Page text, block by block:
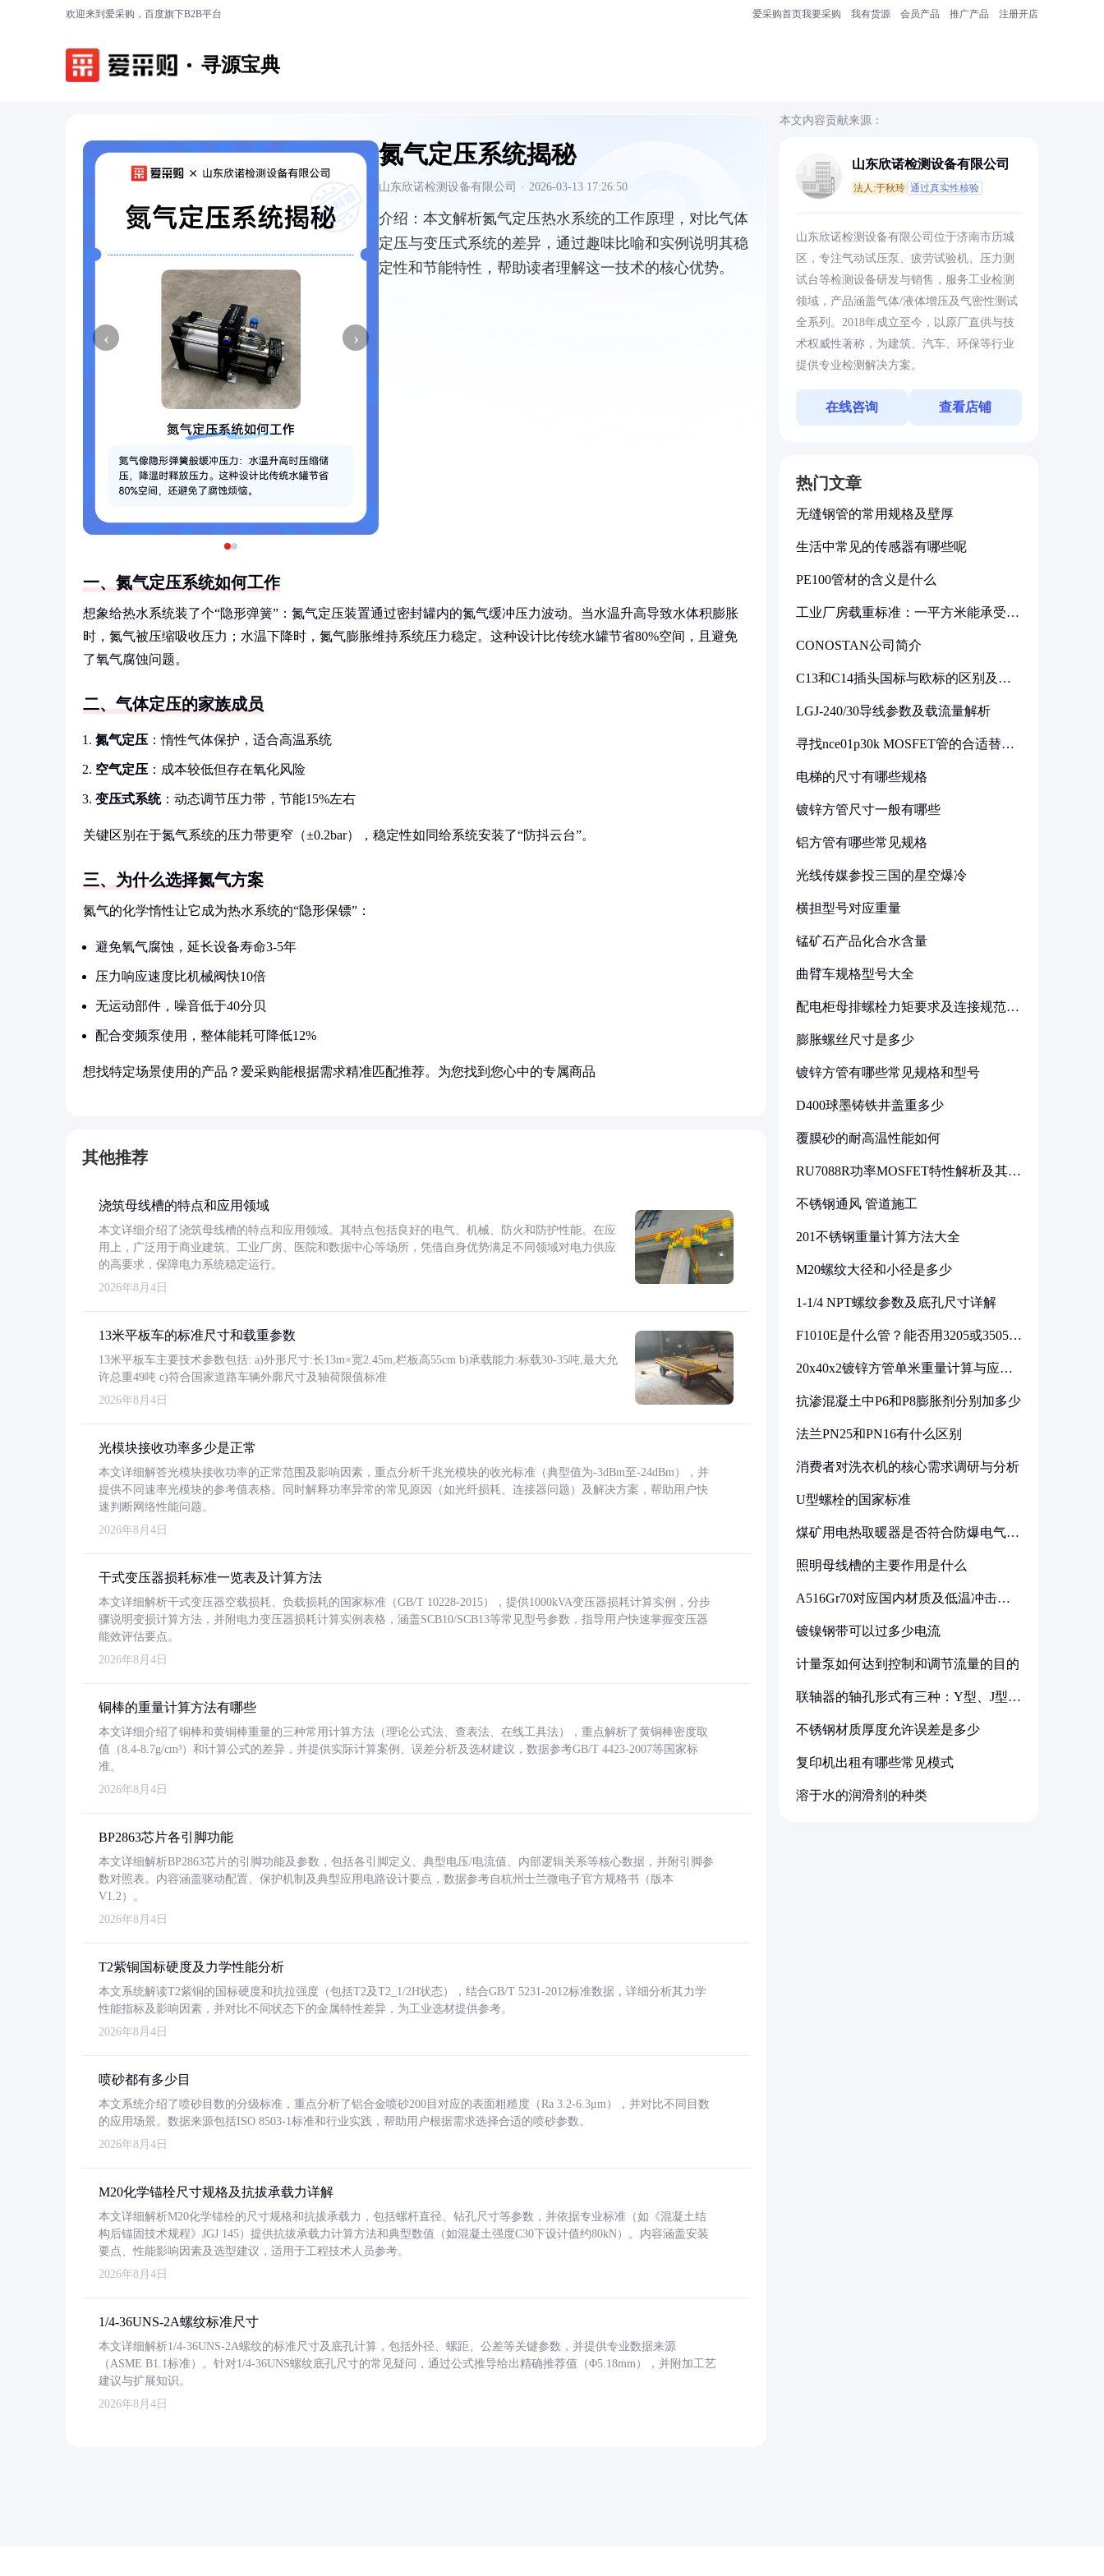
欢迎来到爱采购，百度旗下B2B平台 爱采购首页我要采购 我有货源 会员产品 推广产品 注册开店
寻源宝典
‹ ›
氮气定压系统揭秘
山东欣诺检测设备有限公司 · 2026-03-13 17:26:50
介绍： 本文解析氮气定压热水系统的工作原理，对比气体
定压与变压式系统的差异，通过趣味比喻和实例说明其稳
定性和节能特性，帮助读者理解这一技术的核心优势。
一、氮气定压系统如何工作
想象给热水系统装了个“隐形弹簧”：氮气定压装置通过密封罐内的氮气缓冲压力波动。当水温升高导致水体积膨胀
时，氮气被压缩吸收压力；水温下降时，氮气膨胀维持系统压力稳定。这种设计比传统水罐节省80%空间，且避免
了氧气腐蚀问题。
二、气体定压的家族成员
氮气定压 ：惰性气体保护，适合高温系统
空气定压 ：成本较低但存在氧化风险
变压式系统：动态调节压力带，节能15%左右
关键区别在于氮气系统的压力带更窄（±0.2bar），稳定性如同给系统安装了“防抖云台”。
三、为什么选择氮气方案
氮气的化学惰性让它成为热水系统的“隐形保镖”：
避免氧气腐蚀，延长设备寿命3-5年
压力响应速度比机械阀快10倍
无运动部件，噪音低于40分贝
配合变频泵使用，整体能耗可降低12%
想找特定场景使用的产品？爱采购能根据需求精准匹配推荐。为您找到您心中的专属商品
其他推荐
浇筑母线槽的特点和应用领域
本文详细介绍了浇筑母线槽的特点和应用领域。其特点包括良好的电气、机械、防火和防护性能。在应
用上，广泛用于商业建筑、工业厂房、医院和数据中心等场所，凭借自身优势满足不同领域对电力供应
的高要求，保障电力系统稳定运行。
2026年8月4日
13米平板车的标准尺寸和载重参数
13米平板车主要技术参数包括: a)外形尺寸:长13m×宽2.45m,栏板高55cm b)承载能力:标载30-35吨,最大允
许总重49吨 c)符合国家道路车辆外廓尺寸及轴荷限值标准
2026年8月4日
光模块接收功率多少是正常
本文详细解答光模块接收功率的正常范围及影响因素，重点分析千兆光模块的收光标准（典型值为-3dBm至-24dBm），并
提供不同速率光模块的参考值表格。同时解释功率异常的常见原因（如光纤损耗、连接器问题）及解决方案，帮助用户快
速判断网络性能问题。
2026年8月4日
干式变压器损耗标准一览表及计算方法
本文详细解析干式变压器空载损耗、负载损耗的国家标准（GB/T 10228-2015），提供1000kVA变压器损耗计算实例，分步
骤说明变损计算方法，并附电力变压器损耗计算实例表格，涵盖SCB10/SCB13等常见型号参数，指导用户快速掌握变压器
能效评估要点。
2026年8月4日
铜棒的重量计算方法有哪些
本文详细介绍了铜棒和黄铜棒重量的三种常用计算方法（理论公式法、查表法、在线工具法），重点解析了黄铜棒密度取
值（8.4-8.7g/cm³）和计算公式的差异，并提供实际计算案例、误差分析及选材建议，数据参考GB/T 4423-2007等国家标
准。
2026年8月4日
BP2863芯片各引脚功能
本文详细解析BP2863芯片的引脚功能及参数，包括各引脚定义、典型电压/电流值、内部逻辑关系等核心数据，并附引脚参
数对照表。内容涵盖驱动配置、保护机制及典型应用电路设计要点，数据参考自杭州士兰微电子官方规格书（版本
V1.2）。
2026年8月4日
T2紫铜国标硬度及力学性能分析
本文系统解读T2紫铜的国标硬度和抗拉强度（包括T2及T2_1/2H状态），结合GB/T 5231-2012标准数据，详细分析其力学
性能指标及影响因素，并对比不同状态下的金属特性差异，为工业选材提供参考。
2026年8月4日
喷砂都有多少目
本文系统介绍了喷砂目数的分级标准，重点分析了铝合金喷砂200目对应的表面粗糙度（Ra 3.2-6.3μm），并对比不同目数
的应用场景。数据来源包括ISO 8503-1标准和行业实践，帮助用户根据需求选择合适的喷砂参数。
2026年8月4日
M20化学锚栓尺寸规格及抗拔承载力详解
本文详细解析M20化学锚栓的尺寸规格和抗拔承载力，包括螺杆直径、钻孔尺寸等参数，并依据专业标准（如《混凝土结
构后锚固技术规程》JGJ 145）提供抗拔承载力计算方法和典型数值（如混凝土强度C30下设计值约80kN）。内容涵盖安装
要点、性能影响因素及选型建议，适用于工程技术人员参考。
2026年8月4日
1/4-36UNS-2A螺纹标准尺寸
本文详细解析1/4-36UNS-2A螺纹的标准尺寸及底孔计算，包括外径、螺距、公差等关键参数，并提供专业数据来源
（ASME B1.1标准）。针对1/4-36UNS螺纹底孔尺寸的常见疑问，通过公式推导给出精确推荐值（Φ5.18mm），并附加工艺
建议与扩展知识。
2026年8月4日
本文内容贡献来源：
山东欣诺检测设备有限公司
法人:于秋玲 通过真实性核验
山东欣诺检测设备有限公司位于济南市历城
区，专注气动试压泵、疲劳试验机、压力测
试台等检测设备研发与销售，服务工业检测
领域，产品涵盖气体/液体增压及气密性测试
全系列。2018年成立至今，以原厂直供与技
术权威性著称，为建筑、汽车、环保等行业
提供专业检测解决方案。
在线咨询 查看店铺
热门文章
无缝钢管的常用规格及壁厚
生活中常见的传感器有哪些呢
PE100管材的含义是什么
工业厂房载重标准：一平方米能承受多
CONOSTAN公司简介
C13和C14插头国标与欧标的区别及其
LGJ-240/30导线参数及载流量解析
寻找nce01p30k MOSFET管的合适替代
电梯的尺寸有哪些规格
镀锌方管尺寸一般有哪些
铝方管有哪些常见规格
光线传媒参投三国的星空爆冷
横担型号对应重量
锰矿石产品化合水含量
曲臂车规格型号大全
配电柜母排螺栓力矩要求及连接规范详
膨胀螺丝尺寸是多少
镀锌方管有哪些常见规格和型号
D400球墨铸铁井盖重多少
覆膜砂的耐高温性能如何
RU7088R功率MOSFET特性解析及其在
不锈钢通风 管道施工
201不锈钢重量计算方法大全
M20螺纹大径和小径是多少
1-1/4 NPT螺纹参数及底孔尺寸详解
F1010E是什么管？能否用3205或3505代
20x40x2镀锌方管单米重量计算与应用
抗渗混凝土中P6和P8膨胀剂分别加多少
法兰PN25和PN16有什么区别
消费者对洗衣机的核心需求调研与分析
U型螺栓的国家标准
煤矿用电热取暖器是否符合防爆电气设
照明母线槽的主要作用是什么
A516Gr70对应国内材质及低温冲击要
镀镍钢带可以过多少电流
计量泵如何达到控制和调节流量的目的
联轴器的轴孔形式有三种：Y型、J型、
不锈钢材质厚度允许误差是多少
复印机出租有哪些常见模式
溶于水的润滑剂的种类